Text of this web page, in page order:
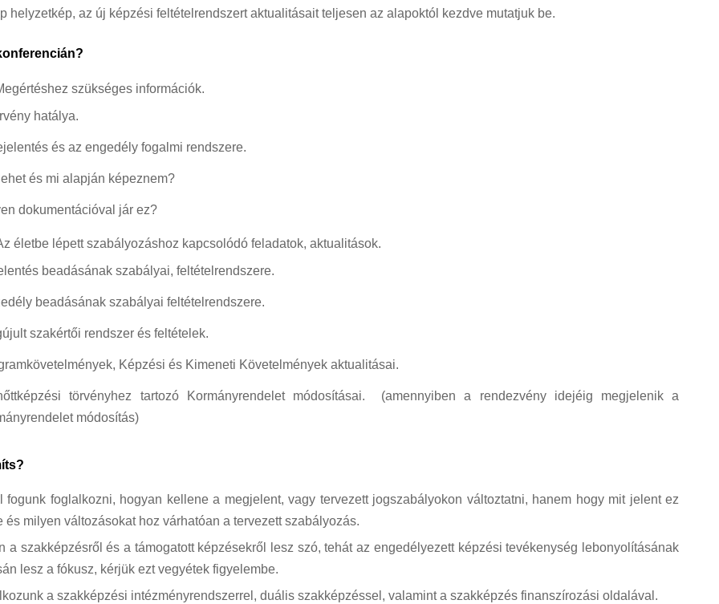
helyzetkép, az új képzési feltételrendszert aktualitásait teljesen az alapoktól kezdve mutatjuk be.
szükséges információk.
hatálya.
és az engedély fogalmi rendszere.
és mi alapján képeznem?
dokumentációval jár ez?
életbe lépett szabályozáshoz kapcsolódó feladatok, aktualitások.
beadásának szabályai, feltételrendszere.
beadásának szabályai feltételrendszere.
szakértői rendszer és feltételek.
Képzési és Kimeneti Követelmények aktualitásai.
törvényhez tartozó Kormányrendelet módosításai. (amennyiben a rendezvény idejéig megjelenik a
módosítás)
fogunk foglalkozni, hogyan kellene a megjelent, vagy tervezett jogszabályokon változtatni, hanem hogy mit jelent ez
és milyen változásokat hoz várhatóan a tervezett szabályozás.
a szakképzésről és a támogatott képzésekről lesz szó, tehát az engedélyezett képzési tevékenység lebonyolításának
lesz a fókusz, kérjük ezt vegyétek figyelembe.
a szakképzési intézményrendszerrel, duális szakképzéssel, valamint a szakképzés finanszírozási oldalával.